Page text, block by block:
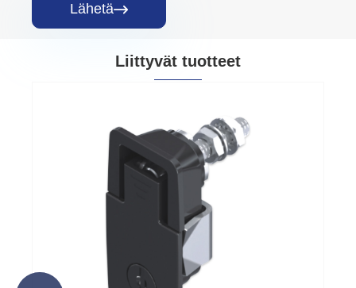
Lähetä
Liittyvät tuotteet